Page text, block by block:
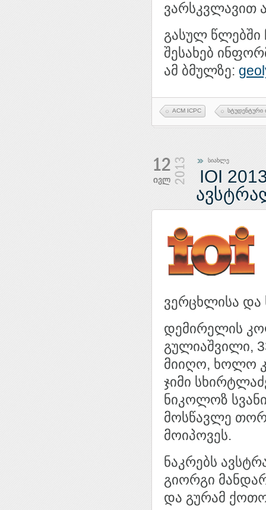
ვარსკვლავით
გასულ წლებში
შესახებ
ამ ბმულზე:
ACM ICPC
სიახლე
IOI
ვერცხლისა და
დემირელის
გულიაშვილი,
მიიღო, ხოლო
ჯიმი
ნიკოლოზ
მოსწავლე
მოიპოვეს.
ნაკრებს
გიორგი
და გურამ